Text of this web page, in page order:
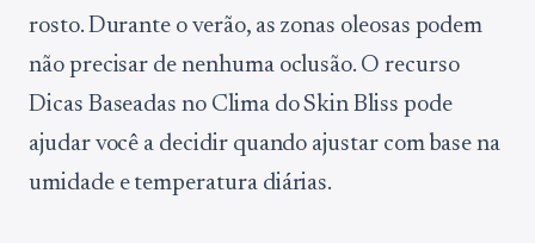
rosto. Durante o verão, as zonas oleosas podem
não precisar de nenhuma oclusão. O recurso
Dicas Baseadas no Clima do Skin Bliss pode
ajudar você a decidir quando ajustar com base na
umidade e temperatura diárias.